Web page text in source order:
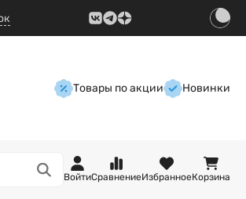
Товары по акции Новинки
ВойтиСравнениеИзбранноеКорзина